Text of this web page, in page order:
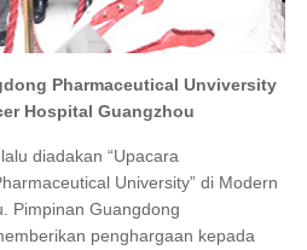
Pharmaceutical Unviversity
Hospital Guangzhou
diadakan “Upacara
University” di Modern
Pimpinan Guangdong
penghargaan kepada